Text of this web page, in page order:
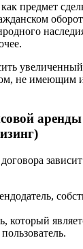
предмет
не имеющим
который